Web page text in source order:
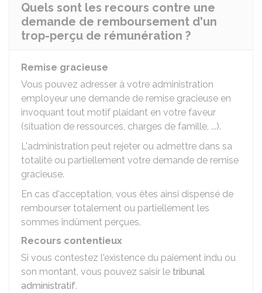
Quels sont les recours contre une
demande de remboursement d'un
trop-perçu de rémunération ?
Remise gracieuse
Vous pouvez adresser à votre administration
employeur une demande de remise gracieuse en
invoquant tout motif plaidant en votre faveur
(situation de ressources, charges de famille, ...).
L'administration peut rejeter ou admettre dans sa
totalité ou partiellement votre demande de remise
gracieuse.
En cas d'acceptation, vous êtes ainsi dispensé de
rembourser totalement ou partiellement les
sommes indûment perçues.
Recours contentieux
Si vous contestez l'existence du paiement indu ou
son montant, vous pouvez saisir le tribunal
administratif.